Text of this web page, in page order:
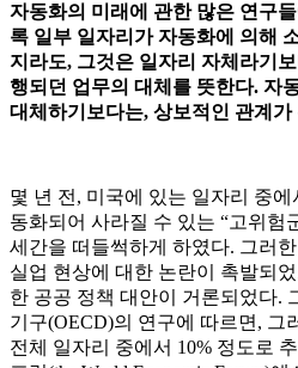
자동화의 미래에 관한 많은 연구
록 일부 일자리가 자동화에 의해
지라도, 그것은 일자리 자체라기
행되던 업무의 대체를 뜻한다. 자
대체하기보다는, 상보적인 관계
몇 년 전, 미국에 있는 일자리 중
동화되어 사라질 수 있는 “고위험
세간을 떠들썩하게 하였다. 그러
실업 현상에 대한 논란이 촉발되
한 공공 정책 대안이 거론되었다.
기구(OECD)의 연구에 따르면, 그
전체 일자리 중에서 10% 정도로